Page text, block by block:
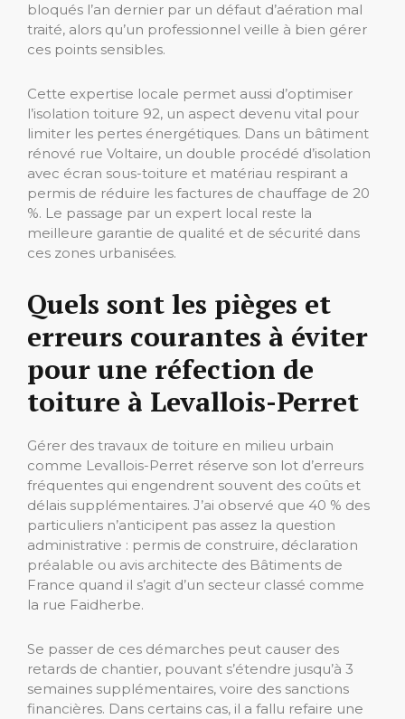
bloqués l’an dernier par un défaut d’aération mal
traité, alors qu’un professionnel veille à bien gérer
ces points sensibles.
Cette expertise locale permet aussi d’optimiser
l’isolation toiture 92, un aspect devenu vital pour
limiter les pertes énergétiques. Dans un bâtiment
rénové rue Voltaire, un double procédé d’isolation
avec écran sous-toiture et matériau respirant a
permis de réduire les factures de chauffage de 20
%. Le passage par un expert local reste la
meilleure garantie de qualité et de sécurité dans
ces zones urbanisées.
Quels sont les pièges et
erreurs courantes à éviter
pour une réfection de
toiture à Levallois-Perret
Gérer des travaux de toiture en milieu urbain
comme Levallois-Perret réserve son lot d’erreurs
fréquentes qui engendrent souvent des coûts et
délais supplémentaires. J’ai observé que 40 % des
particuliers n’anticipent pas assez la question
administrative : permis de construire, déclaration
préalable ou avis architecte des Bâtiments de
France quand il s’agit d’un secteur classé comme
la rue Faidherbe.
Se passer de ces démarches peut causer des
retards de chantier, pouvant s’étendre jusqu’à 3
semaines supplémentaires, voire des sanctions
financières. Dans certains cas, il a fallu refaire une